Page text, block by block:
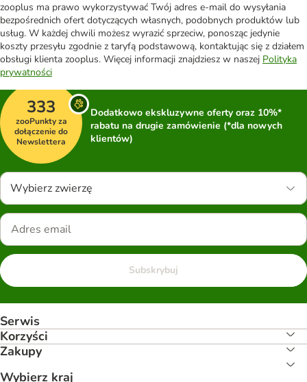
zooplus ma prawo wykorzystywać Twój adres e-mail do wysyłania
bezpośrednich ofert dotyczących własnych, podobnych produktów lub
usług. W każdej chwili możesz wyrazić sprzeciw, ponosząc jedynie
koszty przesyłu zgodnie z taryfą podstawową, kontaktując się z działem
obsługi klienta zooplus. Więcej informacji znajdziesz w naszej Polityka
prywatności
333
zooPunkty za
dołączenie do
Newslettera
Dodatkowo ekskluzywne oferty oraz 10%*
rabatu na drugie zamówienie (*dla nowych
klientów)
Wybierz zwierzę
Subskrybuj
Serwis
Korzyści
Zakupy
Wybierz kraj